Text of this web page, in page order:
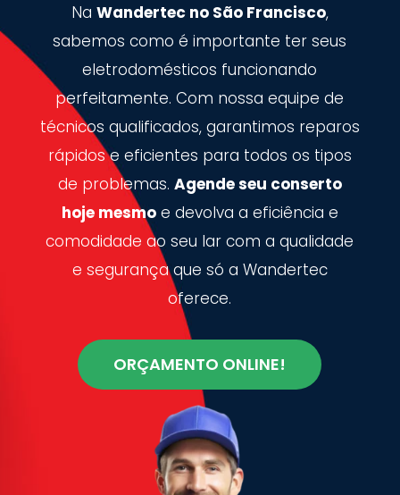
Na Wandertec no São Francisco,
sabemos como é importante ter seus
eletrodomésticos funcionando
perfeitamente. Com nossa equipe de
técnicos qualificados, garantimos reparos
rápidos e eficientes para todos os tipos
de problemas. Agende seu conserto
hoje mesmoe devolva a eficiência e
comodidade ao seu lar com a qualidade
e segurança que só a Wandertec
oferece.
ORÇAMENTO ONLINE!